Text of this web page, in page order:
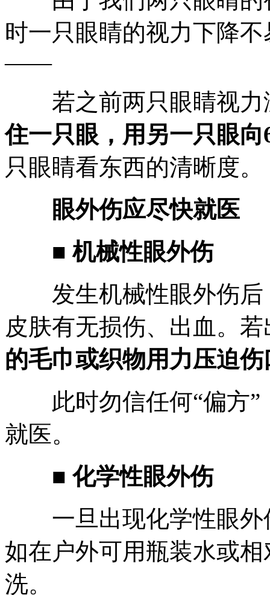
时一只眼睛的视力下降
——
若之前两只眼睛视力
住一只眼，用另一只眼
只眼睛看东西的清晰度。
眼外伤应尽快就医
■ 机械性眼外伤
发生机械性眼外伤后
皮肤有无损伤、出血。
的毛巾或织物用力压迫
此时勿信任何“偏方”
就医。
■ 化学性眼外伤
一旦出现化学性眼外
如在户外可用瓶装水或
洗。